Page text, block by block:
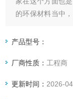
的环保材料当中
障。
产品型号：
厂商性质： 工程商
更新时间： 2026-